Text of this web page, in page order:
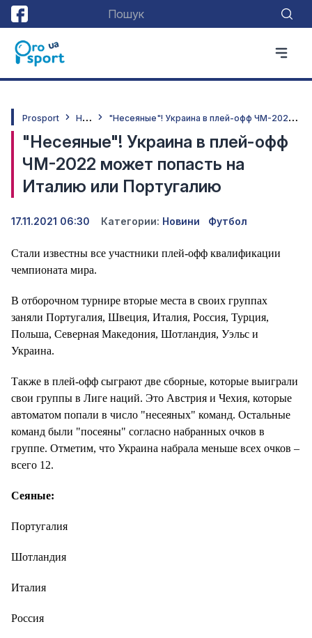
Prosport Н
овини "
Несеяные"! Украина в плей-офф ЧМ-2022 может попасть на Италию или Португалию
"Несеяные"! Украина в плей-офф
ЧМ-2022 может попасть на
Италию или Португалию
17.11.2021 06:30 Категории: Новини Футбол
Стали известны все участники плей-офф квалификации
чемпионата мира.
В отборочном турнире вторые места в своих группах
заняли Португалия, Швеция, Италия, Россия, Турция,
Польша, Северная Македония, Шотландия, Уэльс и
Украина.
Также в плей-офф сыграют две сборные, которые выиграли
свои группы в Лиге наций. Это Австрия и Чехия, которые
автоматом попали в число "несеяных" команд. Остальные
команд были "посеяны" согласно набранных очков в
группе. Отметим, что Украина набрала меньше всех очков –
всего 12.
Сеяные:
Португалия
Шотландия
Италия
Россия